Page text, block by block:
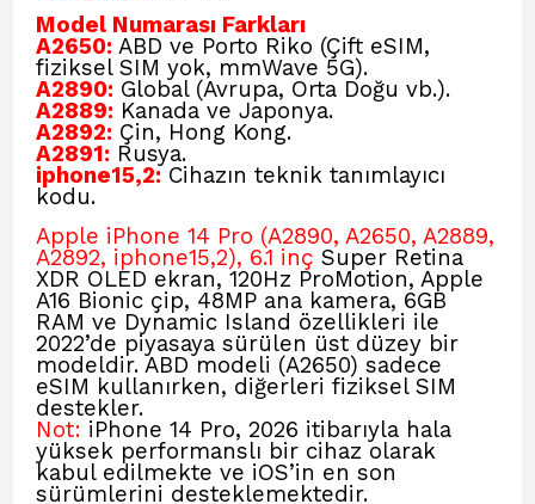
Model Numarası Farkları
A2650: ABD ve Porto Riko (Çift eSIM,
fiziksel SIM yok, mmWave 5G).
A2890: Global (Avrupa, Orta Doğu vb.).
A2889: Kanada ve Japonya.
A2892: Çin, Hong Kong.
A2891: Rusya.
iphone15,2: Cihazın teknik tanımlayıcı
kodu.
Apple iPhone 14 Pro (A2890, A2650, A2889,
A2892, iphone15,2), 6.1 inç Super Retina
XDR OLED ekran, 120Hz ProMotion, Apple
A16 Bionic çip, 48MP ana kamera, 6GB
RAM ve Dynamic Island özellikleri ile
2022’de piyasaya sürülen üst düzey bir
modeldir. ABD modeli (A2650) sadece
eSIM kullanırken, diğerleri fiziksel SIM
destekler.
Not: iPhone 14 Pro, 2026 itibarıyla hala
yüksek performanslı bir cihaz olarak
kabul edilmekte ve iOS’in en son
sürümlerini desteklemektedir.